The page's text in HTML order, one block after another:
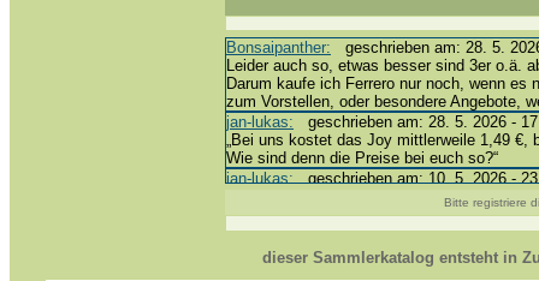
Bonsaipanther: geschrieben am: 28. 5.
Leider auch so, etwas besser sind 3er o.ä.
Darum kaufe ich Ferrero nur noch, wenn es
zum Vorstellen, oder besondere Angebote,
jan-lukas: geschrieben am: 28. 5. 2026 -
„Bei uns kostet das Joy mittlerweile 1,49 €,
Wie sind denn die Preise bei euch so?“
jan-lukas:geschrieben am: 10. 5. 2026 -
Bonsaipanther:geschrieben am: 10. 5.
@ Harald
https://www.ue-ei-portal-
Dein Enkel sollte zur Strafe die nächsten 3
Bitte registriere
dieser Sammlerkatalog entsteht in